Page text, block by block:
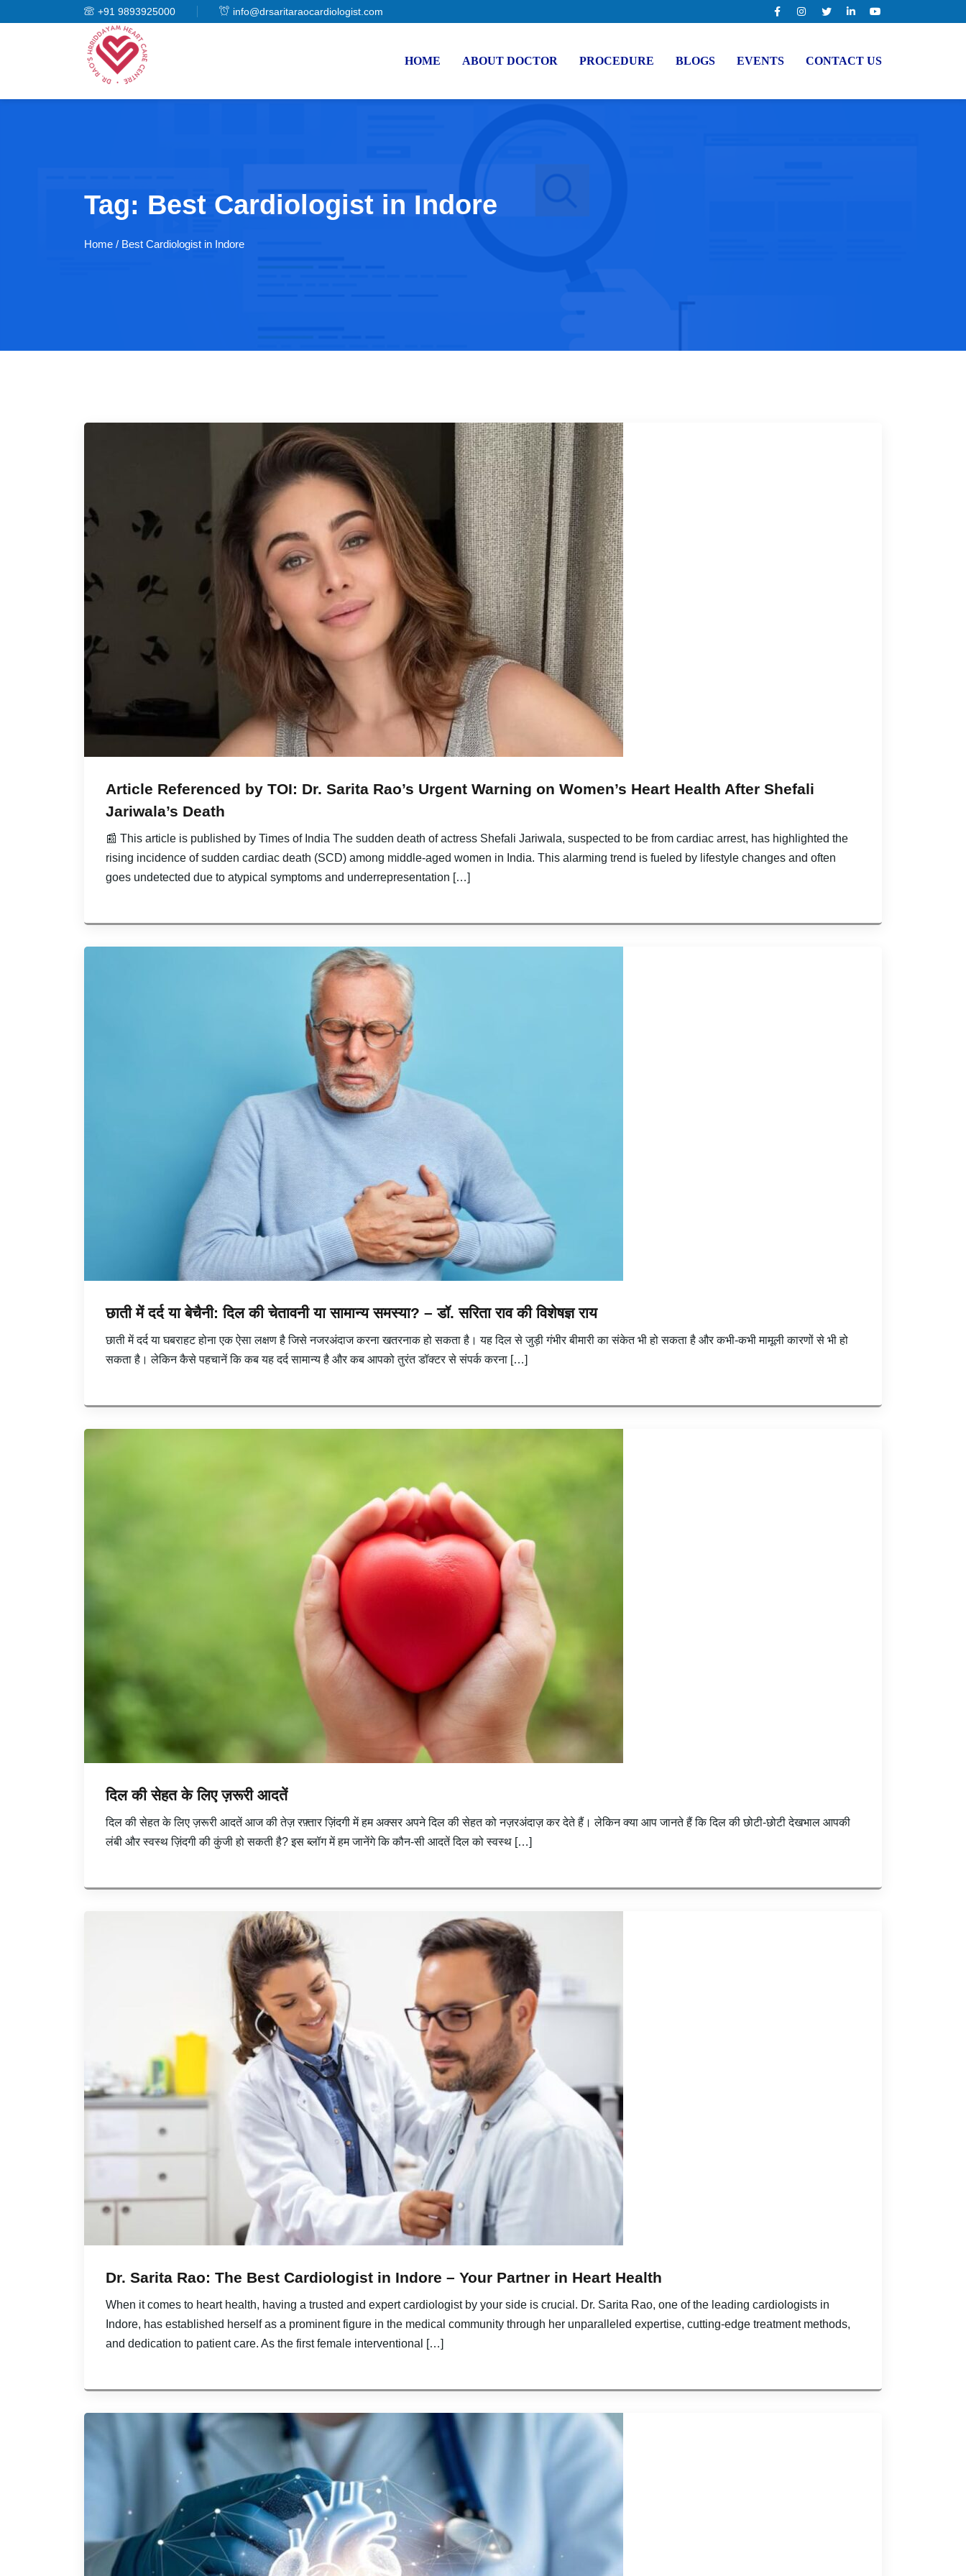
+91 9893925000 info@drsaritaraocardiologist.com
HOME ABOUT DOCTOR PROCEDURE BLOGS EVENTS CONTACT US
Tag: Best Cardiologist in Indore
Home / Best Cardiologist in Indore
Article Referenced by TOI: Dr. Sarita Rao’s Urgent Warning on Women’s Heart Health After Shefali
Jariwala’s Death
📰 This article is published by Times of India The sudden death of actress Shefali Jariwala, suspected to be from cardiac arrest, has highlighted the
rising incidence of sudden cardiac death (SCD) among middle-aged women in India. This alarming trend is fueled by lifestyle changes and often
goes undetected due to atypical symptoms and underrepresentation […]
छाती में दर्द या बेचैनी: दिल की चेतावनी या सामान्य समस्या? – डॉ. सरिता राव की विशेषज्ञ राय
छाती में दर्द या घबराहट होना एक ऐसा लक्षण है जिसे नजरअंदाज करना खतरनाक हो सकता है। यह दिल से जुड़ी गंभीर बीमारी का संकेत भी हो सकता है और कभी-कभी मामूली कारणों से भी हो
सकता है। लेकिन कैसे पहचानें कि कब यह दर्द सामान्य है और कब आपको तुरंत डॉक्टर से संपर्क करना […]
दिल की सेहत के लिए ज़रूरी आदतें
दिल की सेहत के लिए ज़रूरी आदतें आज की तेज़ रफ़्तार ज़िंदगी में हम अक्सर अपने दिल की सेहत को नज़रअंदाज़ कर देते हैं। लेकिन क्या आप जानते हैं कि दिल की छोटी-छोटी देखभाल आपकी
लंबी और स्वस्थ ज़िंदगी की कुंजी हो सकती है? इस ब्लॉग में हम जानेंगे कि कौन-सी आदतें दिल को स्वस्थ […]
Dr. Sarita Rao: The Best Cardiologist in Indore – Your Partner in Heart Health
When it comes to heart health, having a trusted and expert cardiologist by your side is crucial. Dr. Sarita Rao, one of the leading cardiologists in
Indore, has established herself as a prominent figure in the medical community through her unparalleled expertise, cutting-edge treatment methods,
and dedication to patient care. As the first female interventional […]